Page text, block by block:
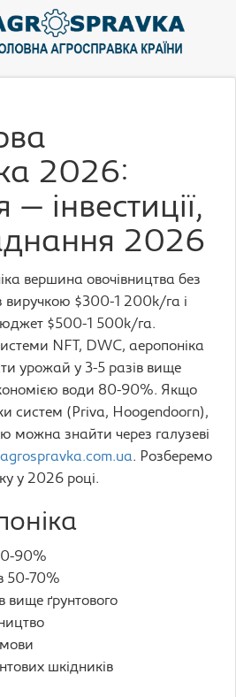
2026:
— інвестиції,
2026
вершина овочівництва без
виручкою $300-1 200k/га і
$500-1 500k/га.
NFT, DWC, аеропоніка
урожай у 3-5 разів вище
води 80-90%. Якщо
систем (Priva, Hoogendoorn),
можна знайти через галузеві
agrospravka.com.ua. Розберемо
у 2026 році.
90%
50-70%
вище ґрунтового
шкідників